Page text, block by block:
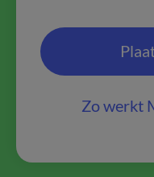
Zo werkt